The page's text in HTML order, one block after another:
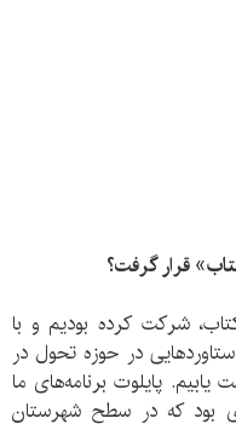
قرار گرفت؟
شرکت کرده بودیم و با
در حوزه تحول در
پایلوت برنامه‌های ما
بود که در سطح شهرستان